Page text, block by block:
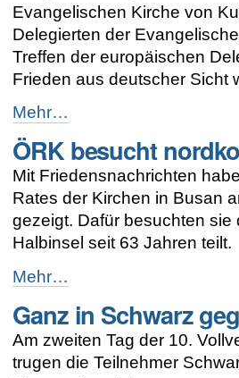
Evangelischen Kirche von
Delegierten der
Treffen der europäischen
Frieden aus deutscher Sicht
Wir
müssen
klar
und
konkret
sprechen
Mehr…
ÖRK besucht
Mit Friedensnachrichten
Rates der Kirchen in Busan
gezeigt. Dafür besuchten
Halbinsel seit 63 Jahren teilt.
ÖRK
besucht
nordkoreanische
Grenze
-
Mehr…
Ganz in Schwarz
Am zweiten Tag der 10.
trugen die Teilnehmer